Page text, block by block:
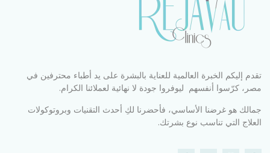
تقدم إليكم الخبرة العالمية للعناية بالبشرة على يد أطباء محترفين في
مصر، كرّسوا أنفسهم ليوفروا جودة لا نهائية لعملائنا الكرام.
جمالك هو غرضنا الأساسي، فأحضرنا لكِ أحدث التقنيات وبروتوكولات
العلاج التي تناسب نوع بشرتك.